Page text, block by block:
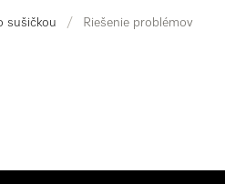
sušičkou / Riešenie problémov